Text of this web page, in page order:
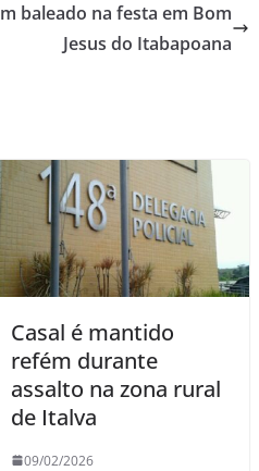
baleado na festa em Bom
Jesus do Itabapoana
Casal é mantido
refém durante
assalto na zona rural
de Italva
09/02/2026